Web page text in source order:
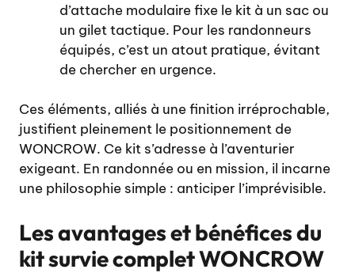
d’attache modulaire fixe le kit à un sac ou
un gilet tactique. Pour les randonneurs
équipés, c’est un atout pratique, évitant
de chercher en urgence.
Ces éléments, alliés à une finition irréprochable,
justifient pleinement le positionnement de
WONCROW. Ce kit s’adresse à l’aventurier
exigeant. En randonnée ou en mission, il incarne
une philosophie simple : anticiper l’imprévisible.
Lesavantages et bénéfices du
kit survie completWONCROW